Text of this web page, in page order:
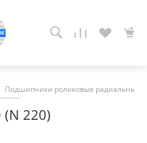
Подшипники роликовые радиальные
220)